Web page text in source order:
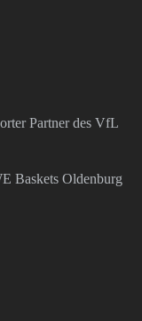
Partner des VfL
Baskets Oldenburg